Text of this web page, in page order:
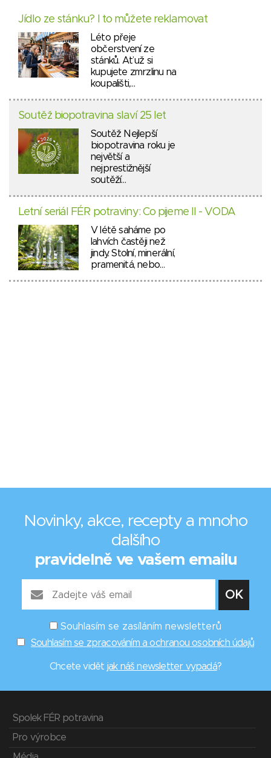
Jídlo ze stánku? I to můžete reklamovat
Léto přeje
občerstvení ze
stánků. Ať už si
kupujete zmrzlinu na
koupališti,…
Soutěž biopotravina slaví 25 let
Soutěž Nejlepší
biopotravina roku je
největší a
nejprestižnější
soutěží…
Letní seriál FÉR potraviny: Co pijeme II - VODA
V létě saháme po
lahvích častěji než
jindy. Stolní, minerální,
pramenitá, nebo…
Novinky, akce, recepty a mnoho
dalšího
pravidelně ve vašem emailu
Souhlasím se zasíláním newsletterů
Souhlasím se zpracováním a ochranou osobních údajů
Chcete vidět jak náš newsletter vypadá?
Spolek FÉR potravina
Pro výrobce